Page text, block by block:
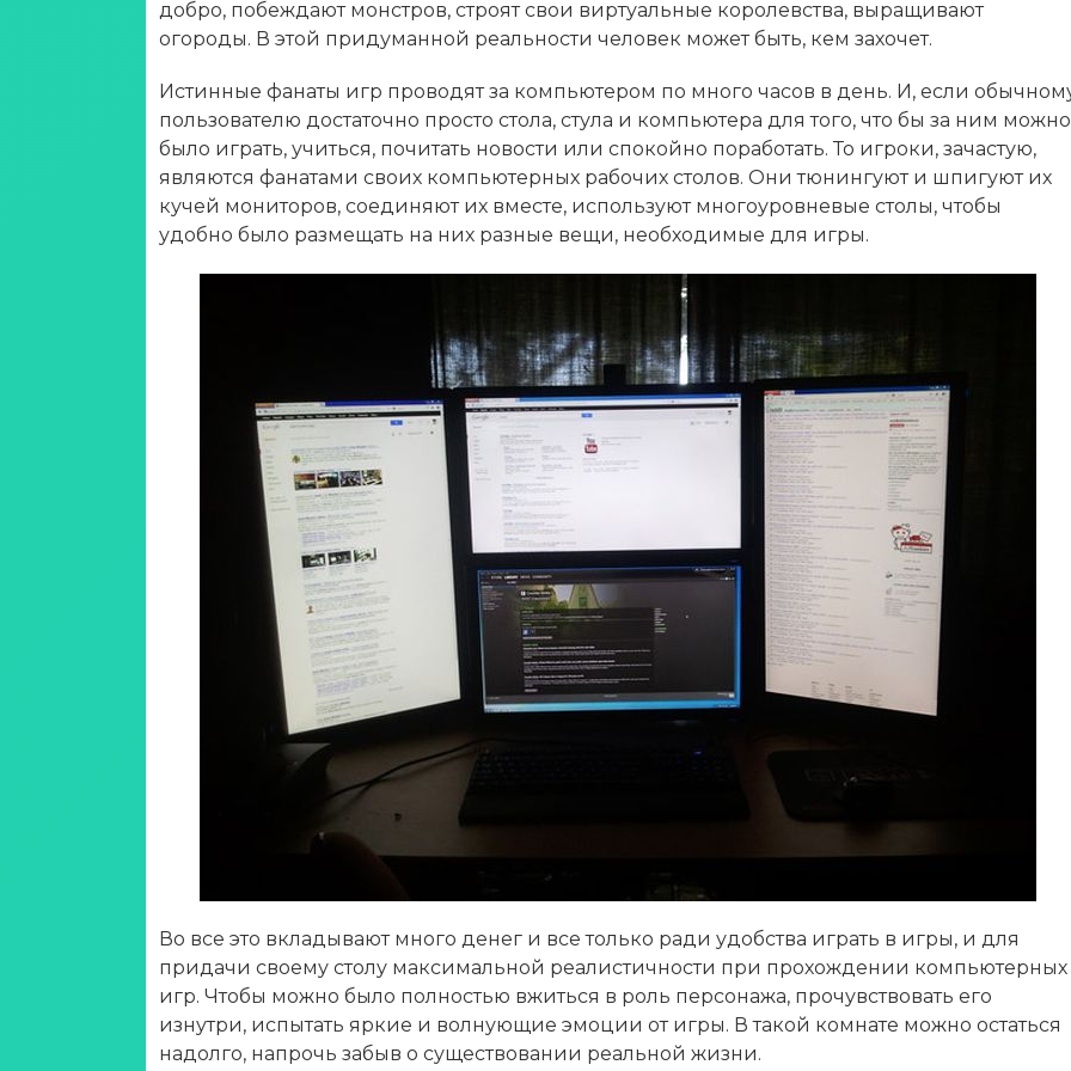
добро, побеждают монстров, строят свои виртуальные королевства, выращивают
огороды. В этой придуманной реальности человек может быть, кем захочет.
Истинные фанаты игр проводят за компьютером по много часов в день. И, если
пользователю достаточно просто стола, стула и компьютера для того, что бы за ним можно
было играть, учиться, почитать новости или спокойно поработать. То игроки, зачастую,
являются фанатами своих компьютерных рабочих столов. Они тюнингуют и шпигуют их
кучей мониторов, соединяют их вместе, используют многоуровневые столы, чтобы
удобно было размещать на них разные вещи, необходимые для игры.
Во все это вкладывают много денег и все только ради удобства играть в игры, и для
придачи своему столу максимальной реалистичности при прохождении компьютерных
игр. Чтобы можно было полностью вжиться в роль персонажа, прочувствовать его
изнутри, испытать яркие и волнующие эмоции от игры. В такой комнате можно остаться
надолго, напрочь забыв о существовании реальной жизни.